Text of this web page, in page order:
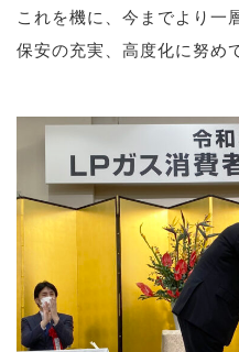
これを機に、今までより一
保安の充実、高度化に努め